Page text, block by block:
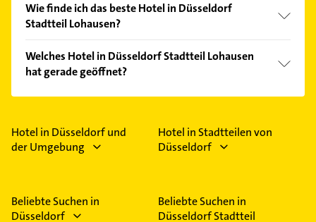
Wie finde ich das beste Hotel in Düsseldorf
Stadtteil Lohausen?
Kundenmeinungen und profitieren Sie von den
Empfehlungen. Die Suchergebnisse können Sie sich
einfach nachBewertungensortiert anzeigen lassen.
Welches Hotel in Düsseldorf Stadtteil Lohausen
hat gerade geöffnet?
Im Anbieter-Bereich finden Sie alleÖffnungszeiten.
Feiertagen abweichen können.
Hotel in Düsseldorf und
der Umgebung
Hotel in Stadtteilen von
Düsseldorf
Beliebte Suchen in
Düsseldorf
Beliebte Suchen in
Düsseldorf Stadtteil